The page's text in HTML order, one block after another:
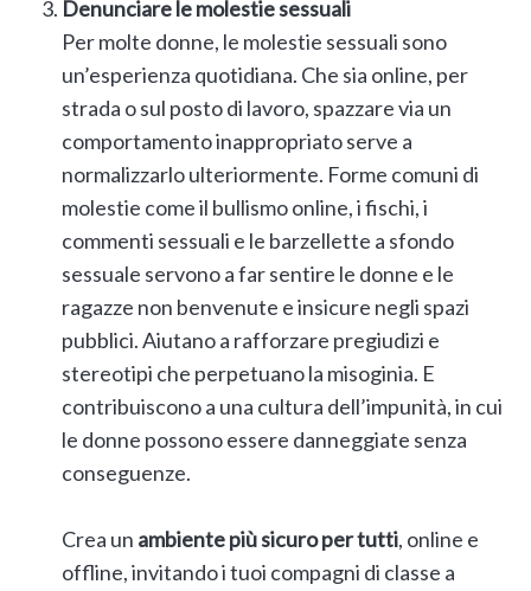
Denunciare le molestie sessuali
Per molte donne, le molestie sessuali sono
un’esperienza quotidiana. Che sia online, per
strada o sul posto di lavoro, spazzare via un
comportamento inappropriato serve a
normalizzarlo ulteriormente. Forme comuni di
molestie come il bullismo online, i fischi, i
commenti sessuali e le barzellette a sfondo
sessuale servono a far sentire le donne e le
ragazze non benvenute e insicure negli spazi
pubblici. Aiutano a rafforzare pregiudizi e
stereotipi che perpetuano la misoginia. E
contribuiscono a una cultura dell’impunità, in cui
le donne possono essere danneggiate senza
conseguenze.
Crea un ambiente più sicuro per tutti, online e
offline, invitando i tuoi compagni di classe a